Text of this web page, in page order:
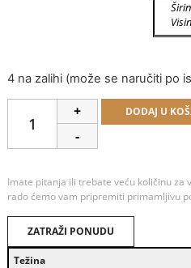
4 na zalihi (može se naručiti po
+
-
DODAJ U
Imate pitanja ili trebate veću količinu za
rado ćemo vam pripremiti primamljivu
ZATRAŽI PONUDU
Težina